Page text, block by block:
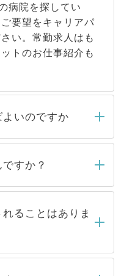
病院を探してい
要望をキャリアパ
い。常勤求人はも
トのお仕事紹介も
いのですか
、弊社担当者がご
後メールもしくは
内にはご連絡をせて
らくお待ちくださ
すか？
り扱っている求人の
トからご覧いただ
す。非公開求人は
般には公開してい
ることはありま
とは一切ありませ